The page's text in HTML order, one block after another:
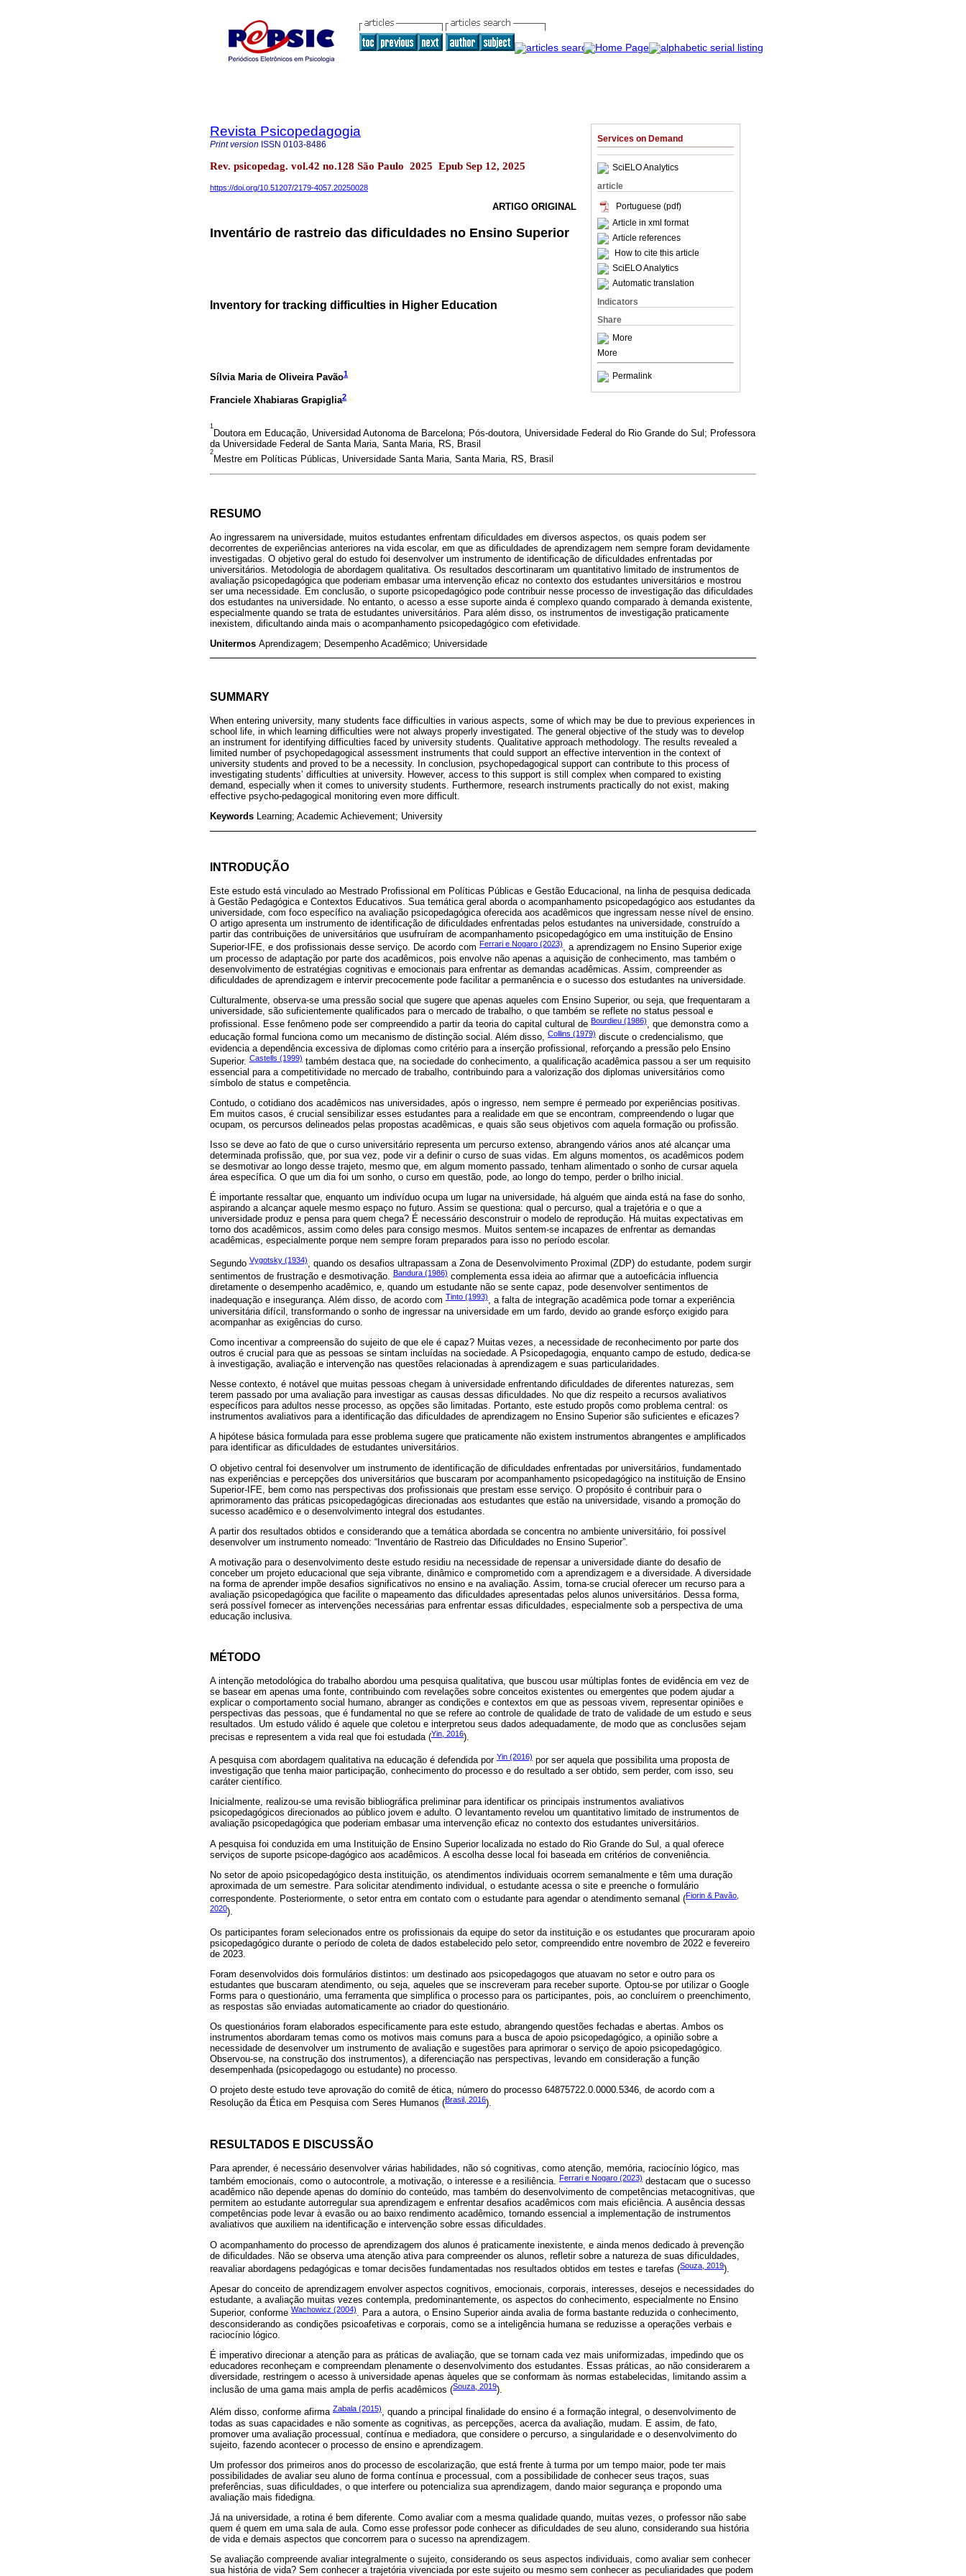
Services on Demand
SciELO Analytics
article
Portuguese (pdf)
Article in xml format
Article references
How to cite this article
SciELO Analytics
Automatic translation
Indicators
Share
More
More
Permalink
Revista Psicopedagogia
Print version ISSN 0103-8486
Rev. psicopedag. vol.42 no.128 São Paulo 2025 Epub Sep 12, 2025
https://doi.org/10.51207/2179-4057.20250028
ARTIGO ORIGINAL
Inventário de rastreio das dificuldades no Ensino Superior
Inventory for tracking difficulties in Higher Education
Sílvia Maria de Oliveira Pavão1
Franciele Xhabiaras Grapiglia2
1
Doutora em Educação, Universidad Autonoma de Barcelona; Pós-doutora, Universidade Federal do Rio Grande do Sul; Professora
da Universidade Federal de Santa Maria, Santa Maria, RS, Brasil
2
Mestre em Políticas Públicas, Universidade Santa Maria, Santa Maria, RS, Brasil
RESUMO
Ao ingressarem na universidade, muitos estudantes enfrentam dificuldades em diversos aspectos, os quais podem ser
decorrentes de experiências anteriores na vida escolar, em que as dificuldades de aprendizagem nem sempre foram devidamente
investigadas. O objetivo geral do estudo foi desenvolver um instrumento de identificação de dificuldades enfrentadas por
universitários. Metodologia de abordagem qualitativa. Os resultados descortinaram um quantitativo limitado de instrumentos de
avaliação psicopedagógica que poderiam embasar uma intervenção eficaz no contexto dos estudantes universitários e mostrou
ser uma necessidade. Em conclusão, o suporte psicopedagógico pode contribuir nesse processo de investigação das dificuldades
dos estudantes na universidade. No entanto, o acesso a esse suporte ainda é complexo quando comparado à demanda existente,
especialmente quando se trata de estudantes universitários. Para além disso, os instrumentos de investigação praticamente
inexistem, dificultando ainda mais o acompanhamento psicopedagógico com efetividade.
Unitermos Aprendizagem; Desempenho Acadêmico; Universidade
SUMMARY
When entering university, many students face difficulties in various aspects, some of which may be due to previous experiences in
school life, in which learning difficulties were not always properly investigated. The general objective of the study was to develop
an instrument for identifying difficulties faced by university students. Qualitative approach methodology. The results revealed a
limited number of psychopedagogical assessment instruments that could support an effective intervention in the context of
university students and proved to be a necessity. In conclusion, psychopedagogical support can contribute to this process of
investigating students’ difficulties at university. However, access to this support is still complex when compared to existing
demand, especially when it comes to university students. Furthermore, research instruments practically do not exist, making
effective psycho-pedagogical monitoring even more difficult.
Keywords Learning; Academic Achievement; University
INTRODUÇÃO
Este estudo está vinculado ao Mestrado Profissional em Políticas Públicas e Gestão Educacional, na linha de pesquisa dedicada
à Gestão Pedagógica e Contextos Educativos. Sua temática geral aborda o acompanhamento psicopedagógico aos estudantes da
universidade, com foco específico na avaliação psicopedagógica oferecida aos acadêmicos que ingressam nesse nível de ensino.
O artigo apresenta um instrumento de identificação de dificuldades enfrentadas pelos estudantes na universidade, construído a
partir das contribuições de universitários que usufruíram de acompanhamento psicopedagógico em uma instituição de Ensino
Superior-IFE, e dos profissionais desse serviço. De acordo com Ferrari e Nogaro (2023), a aprendizagem no Ensino Superior exige
um processo de adaptação por parte dos acadêmicos, pois envolve não apenas a aquisição de conhecimento, mas também o
desenvolvimento de estratégias cognitivas e emocionais para enfrentar as demandas acadêmicas. Assim, compreender as
dificuldades de aprendizagem e intervir precocemente pode facilitar a permanência e o sucesso dos estudantes na universidade.
Culturalmente, observa-se uma pressão social que sugere que apenas aqueles com Ensino Superior, ou seja, que frequentaram a
universidade, são suficientemente qualificados para o mercado de trabalho, o que também se reflete no status pessoal e
profissional. Esse fenômeno pode ser compreendido a partir da teoria do capital cultural de Bourdieu (1986), que demonstra como a
educação formal funciona como um mecanismo de distinção social. Além disso, Collins (1979) discute o credencialismo, que
evidencia a dependência excessiva de diplomas como critério para a inserção profissional, reforçando a pressão pelo Ensino
Superior. Castells (1999) também destaca que, na sociedade do conhecimento, a qualificação acadêmica passou a ser um requisito
essencial para a competitividade no mercado de trabalho, contribuindo para a valorização dos diplomas universitários como
símbolo de status e competência.
Contudo, o cotidiano dos acadêmicos nas universidades, após o ingresso, nem sempre é permeado por experiências positivas.
Em muitos casos, é crucial sensibilizar esses estudantes para a realidade em que se encontram, compreendendo o lugar que
ocupam, os percursos delineados pelas propostas acadêmicas, e quais são seus objetivos com aquela formação ou profissão.
Isso se deve ao fato de que o curso universitário representa um percurso extenso, abrangendo vários anos até alcançar uma
determinada profissão, que, por sua vez, pode vir a definir o curso de suas vidas. Em alguns momentos, os acadêmicos podem
se desmotivar ao longo desse trajeto, mesmo que, em algum momento passado, tenham alimentado o sonho de cursar aquela
área específica. O que um dia foi um sonho, o curso em questão, pode, ao longo do tempo, perder o brilho inicial.
É importante ressaltar que, enquanto um indivíduo ocupa um lugar na universidade, há alguém que ainda está na fase do sonho,
aspirando a alcançar aquele mesmo espaço no futuro. Assim se questiona: qual o percurso, qual a trajetória e o que a
universidade produz e pensa para quem chega? É necessário desconstruir o modelo de reprodução. Há muitas expectativas em
torno dos acadêmicos, assim como deles para consigo mesmos. Muitos sentem-se incapazes de enfrentar as demandas
acadêmicas, especialmente porque nem sempre foram preparados para isso no período escolar.
Segundo Vygotsky (1934), quando os desafios ultrapassam a Zona de Desenvolvimento Proximal (ZDP) do estudante, podem surgir
sentimentos de frustração e desmotivação. Bandura (1986) complementa essa ideia ao afirmar que a autoeficácia influencia
diretamente o desempenho acadêmico, e, quando um estudante não se sente capaz, pode desenvolver sentimentos de
inadequação e insegurança. Além disso, de acordo com Tinto (1993), a falta de integração acadêmica pode tornar a experiência
universitária difícil, transformando o sonho de ingressar na universidade em um fardo, devido ao grande esforço exigido para
acompanhar as exigências do curso.
Como incentivar a compreensão do sujeito de que ele é capaz? Muitas vezes, a necessidade de reconhecimento por parte dos
outros é crucial para que as pessoas se sintam incluídas na sociedade. A Psicopedagogia, enquanto campo de estudo, dedica-se
à investigação, avaliação e intervenção nas questões relacionadas à aprendizagem e suas particularidades.
Nesse contexto, é notável que muitas pessoas chegam à universidade enfrentando dificuldades de diferentes naturezas, sem
terem passado por uma avaliação para investigar as causas dessas dificuldades. No que diz respeito a recursos avaliativos
específicos para adultos nesse processo, as opções são limitadas. Portanto, este estudo propôs como problema central: os
instrumentos avaliativos para a identificação das dificuldades de aprendizagem no Ensino Superior são suficientes e eficazes?
A hipótese básica formulada para esse problema sugere que praticamente não existem instrumentos abrangentes e amplificados
para identificar as dificuldades de estudantes universitários.
O objetivo central foi desenvolver um instrumento de identificação de dificuldades enfrentadas por universitários, fundamentado
nas experiências e percepções dos universitários que buscaram por acompanhamento psicopedagógico na instituição de Ensino
Superior-IFE, bem como nas perspectivas dos profissionais que prestam esse serviço. O propósito é contribuir para o
aprimoramento das práticas psicopedagógicas direcionadas aos estudantes que estão na universidade, visando a promoção do
sucesso acadêmico e o desenvolvimento integral dos estudantes.
A partir dos resultados obtidos e considerando que a temática abordada se concentra no ambiente universitário, foi possível
desenvolver um instrumento nomeado: “Inventário de Rastreio das Dificuldades no Ensino Superior”.
A motivação para o desenvolvimento deste estudo residiu na necessidade de repensar a universidade diante do desafio de
conceber um projeto educacional que seja vibrante, dinâmico e comprometido com a aprendizagem e a diversidade. A diversidade
na forma de aprender impõe desafios significativos no ensino e na avaliação. Assim, torna-se crucial oferecer um recurso para a
avaliação psicopedagógica que facilite o mapeamento das dificuldades apresentadas pelos alunos universitários. Dessa forma,
será possível fornecer as intervenções necessárias para enfrentar essas dificuldades, especialmente sob a perspectiva de uma
educação inclusiva.
MÉTODO
A intenção metodológica do trabalho abordou uma pesquisa qualitativa, que buscou usar múltiplas fontes de evidência em vez de
se basear em apenas uma fonte, contribuindo com revelações sobre conceitos existentes ou emergentes que podem ajudar a
explicar o comportamento social humano, abranger as condições e contextos em que as pessoas vivem, representar opiniões e
perspectivas das pessoas, que é fundamental no que se refere ao controle de qualidade de trato de validade de um estudo e seus
resultados. Um estudo válido é aquele que coletou e interpretou seus dados adequadamente, de modo que as conclusões sejam
precisas e representem a vida real que foi estudada (Yin, 2016).
A pesquisa com abordagem qualitativa na educação é defendida por Yin (2016) por ser aquela que possibilita uma proposta de
investigação que tenha maior participação, conhecimento do processo e do resultado a ser obtido, sem perder, com isso, seu
caráter científico.
Inicialmente, realizou-se uma revisão bibliográfica preliminar para identificar os principais instrumentos avaliativos
psicopedagógicos direcionados ao público jovem e adulto. O levantamento revelou um quantitativo limitado de instrumentos de
avaliação psicopedagógica que poderiam embasar uma intervenção eficaz no contexto dos estudantes universitários.
A pesquisa foi conduzida em uma Instituição de Ensino Superior localizada no estado do Rio Grande do Sul, a qual oferece
serviços de suporte psicope-dagógico aos acadêmicos. A escolha desse local foi baseada em critérios de conveniência.
No setor de apoio psicopedagógico desta instituição, os atendimentos individuais ocorrem semanalmente e têm uma duração
aproximada de um semestre. Para solicitar atendimento individual, o estudante acessa o site e preenche o formulário
correspondente. Posteriormente, o setor entra em contato com o estudante para agendar o atendimento semanal (Fiorin & Pavão,
2020).
Os participantes foram selecionados entre os profissionais da equipe do setor da instituição e os estudantes que procuraram apoio
psicopedagógico durante o período de coleta de dados estabelecido pelo setor, compreendido entre novembro de 2022 e fevereiro
de 2023.
Foram desenvolvidos dois formulários distintos: um destinado aos psicopedagogos que atuavam no setor e outro para os
estudantes que buscaram atendimento, ou seja, aqueles que se inscreveram para receber suporte. Optou-se por utilizar o Google
Forms para o questionário, uma ferramenta que simplifica o processo para os participantes, pois, ao concluírem o preenchimento,
as respostas são enviadas automaticamente ao criador do questionário.
Os questionários foram elaborados especificamente para este estudo, abrangendo questões fechadas e abertas. Ambos os
instrumentos abordaram temas como os motivos mais comuns para a busca de apoio psicopedagógico, a opinião sobre a
necessidade de desenvolver um instrumento de avaliação e sugestões para aprimorar o serviço de apoio psicopedagógico.
Observou-se, na construção dos instrumentos), a diferenciação nas perspectivas, levando em consideração a função
desempenhada (psicopedagogo ou estudante) no processo.
O projeto deste estudo teve aprovação do comitê de ética, número do processo 64875722.0.0000.5346, de acordo com a
Resolução da Ética em Pesquisa com Seres Humanos (Brasil, 2016).
RESULTADOS E DISCUSSÃO
Para aprender, é necessário desenvolver várias habilidades, não só cognitivas, como atenção, memória, raciocínio lógico, mas
também emocionais, como o autocontrole, a motivação, o interesse e a resiliência. Ferrari e Nogaro (2023) destacam que o sucesso
acadêmico não depende apenas do domínio do conteúdo, mas também do desenvolvimento de competências metacognitivas, que
permitem ao estudante autorregular sua aprendizagem e enfrentar desafios acadêmicos com mais eficiência. A ausência dessas
competências pode levar à evasão ou ao baixo rendimento acadêmico, tornando essencial a implementação de instrumentos
avaliativos que auxiliem na identificação e intervenção sobre essas dificuldades.
O acompanhamento do processo de aprendizagem dos alunos é praticamente inexistente, e ainda menos dedicado à prevenção
de dificuldades. Não se observa uma atenção ativa para compreender os alunos, refletir sobre a natureza de suas dificuldades,
reavaliar abordagens pedagógicas e tomar decisões fundamentadas nos resultados obtidos em testes e tarefas (Souza, 2019).
Apesar do conceito de aprendizagem envolver aspectos cognitivos, emocionais, corporais, interesses, desejos e necessidades do
estudante, a avaliação muitas vezes contempla, predominantemente, os aspectos do conhecimento, especialmente no Ensino
Superior, conforme Wachowicz (2004). Para a autora, o Ensino Superior ainda avalia de forma bastante reduzida o conhecimento,
desconsiderando as condições psicoafetivas e corporais, como se a inteligência humana se reduzisse a operações verbais e
raciocínio lógico.
É imperativo direcionar a atenção para as práticas de avaliação, que se tornam cada vez mais uniformizadas, impedindo que os
educadores reconheçam e compreendam plenamente o desenvolvimento dos estudantes. Essas práticas, ao não considerarem a
diversidade, restringem o acesso à universidade apenas àqueles que se conformam às normas estabelecidas, limitando assim a
inclusão de uma gama mais ampla de perfis acadêmicos (Souza, 2019).
Além disso, conforme afirma Zabala (2015), quando a principal finalidade do ensino é a formação integral, o desenvolvimento de
todas as suas capacidades e não somente as cognitivas, as percepções, acerca da avaliação, mudam. E assim, de fato,
promover uma avaliação processual, contínua e mediadora, que considere o percurso, a singularidade e o desenvolvimento do
sujeito, fazendo acontecer o processo de ensino e aprendizagem.
Um professor dos primeiros anos do processo de escolarização, que está frente à turma por um tempo maior, pode ter mais
possibilidades de avaliar seu aluno de forma contínua e processual, com a possibilidade de conhecer seus traços, suas
preferências, suas dificuldades, o que interfere ou potencializa sua aprendizagem, dando maior segurança e propondo uma
avaliação mais fidedigna.
Já na universidade, a rotina é bem diferente. Como avaliar com a mesma qualidade quando, muitas vezes, o professor não sabe
quem é quem em uma sala de aula. Como esse professor pode conhecer as dificuldades de seu aluno, considerando sua história
de vida e demais aspectos que concorrem para o sucesso na aprendizagem.
Se avaliação compreende avaliar integralmente o sujeito, considerando os seus aspectos individuais, como avaliar sem conhecer
sua história de vida? Sem conhecer a trajetória vivenciada por este sujeito ou mesmo sem conhecer as peculiaridades que podem